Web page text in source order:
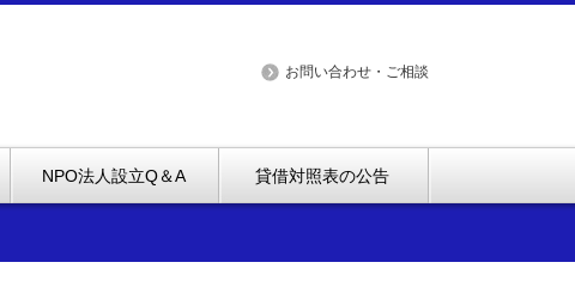
お問い合わせ・ご相談
NPO法人設立Q＆A 貸借対照表の公告